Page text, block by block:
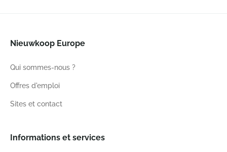
Nieuwkoop Europe
Qui sommes-nous ?
Offres d'emploi
Sites et contact
Informations et services